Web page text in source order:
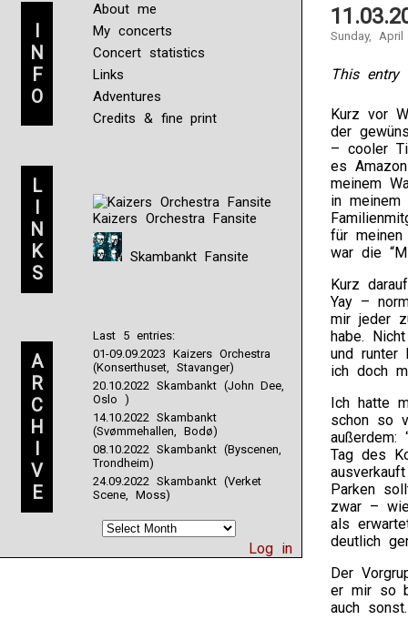
I
N
F
O
About me
My concerts
Concert statistics
Links
Adventures
Credits & fine print
L
I
N
K
S
Kaizers Orchestra Fansite
Skambankt Fansite
A
R
C
H
I
V
E
Last 5 entries:
01-09.09.2023 Kaizers Orchestra
(Konserthuset, Stavanger)
20.10.2022 Skambankt (John Dee,
Oslo )
14.10.2022 Skambankt
(Svømmehallen, Bodø)
08.10.2022 Skambankt (Byscenen,
Trondheim)
24.09.2022 Skambankt (Verket
Scene, Moss)
Log in
Sunday,
This entry
Kurz vor
der
– cooler
es
meinem
in meinem
für
war die
Kurz
Yay –
mir jeder
habe.
und runter
ich doch
Ich hatte
schon so
Tag des
Parken
zwar –
als
deutlich
Der
er mir so
auch